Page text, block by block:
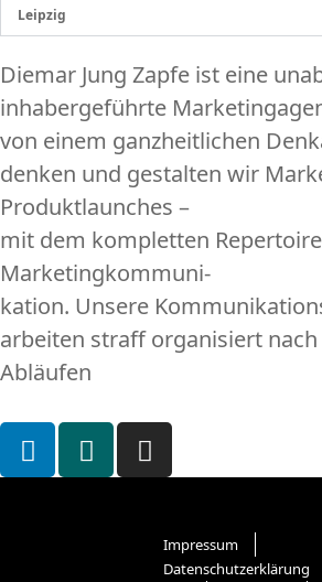
Leipzig
Diemar Jung Zapfe ist eine
inhabergeführte
von einem ganzheitlichen
denken und gestalten wir
Produktlaunches –
mit dem kompletten
Marketingkommuni-
kation. Unsere
arbeiten straff organisiert
Abläufen
Impressum
Datenschutzerklärung